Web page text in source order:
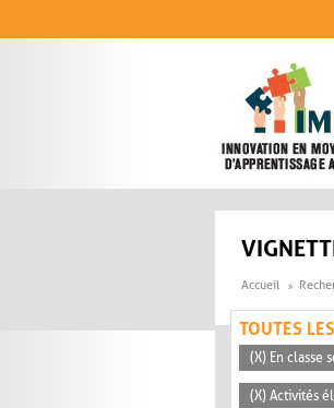
Accueil
TOUTES
(X) En classe
(X) Activités